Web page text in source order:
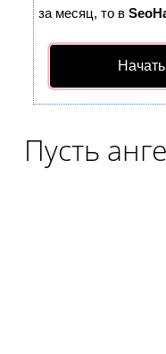
за месяц, то в
Пусть